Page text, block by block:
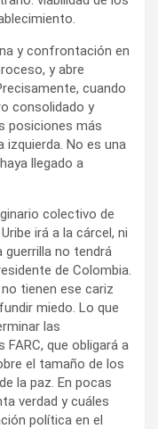
y confrontación en
y abre
cuando
consolidado y
posiciones más
izquierda. No es una
llegado a
colectivo de
irá a la cárcel, ni
guerrilla no tendrá
de Colombia.
tienen ese cariz
miedo. Lo que
las
que obligará a
el tamaño de los
la paz. En pocas
verdad y cuáles
política en el